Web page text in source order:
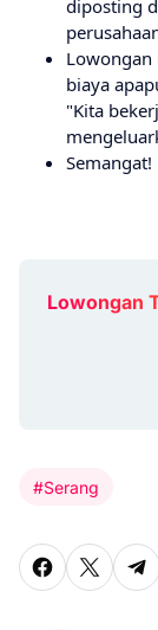
diposting
biaya
"Kita
Semangat!
Lowongan
#Serang